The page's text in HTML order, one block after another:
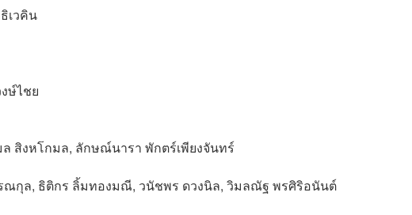
เวคิน
ษ์ไชย
สิงหโกมล, ลักษณ์นารา พักตร์เพียงจันทร์
ณกุล, ธิติกร ลิ้มทองมณี, วนัชพร ดวงนิล, วิมลณัฐ พรศิริอนันต์